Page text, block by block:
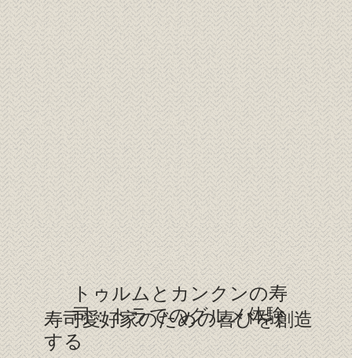
トゥルムとカンクンの寿
司：トラでのグルメ体験
寿司愛好家のための喜びを創造
する